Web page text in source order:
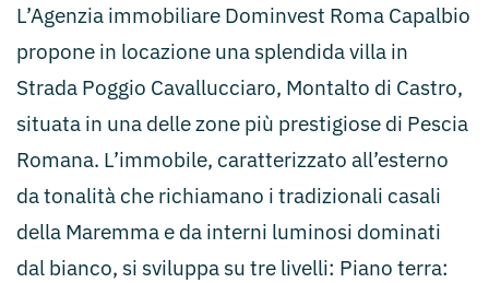
L’Agenzia immobiliare Dominvest Roma Capalbio
propone in locazione una splendida villa in
Strada Poggio Cavallucciaro, Montalto di Castro,
situata in una delle zone più prestigiose di Pescia
Romana. L’immobile, caratterizzato all’esterno
da tonalità che richiamano i tradizionali casali
della Maremma e da interni luminosi dominati
dal bianco, si sviluppa su tre livelli: Piano terra: